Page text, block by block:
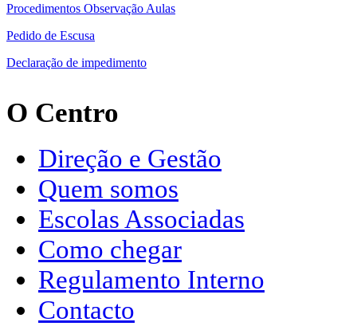
Procedimentos Observação Aulas
Pedido de Escusa
Declaração de impedimento
O Centro
Direção e Gestão
Quem somos
Escolas Associadas
Como chegar
Regulamento Interno
Contacto